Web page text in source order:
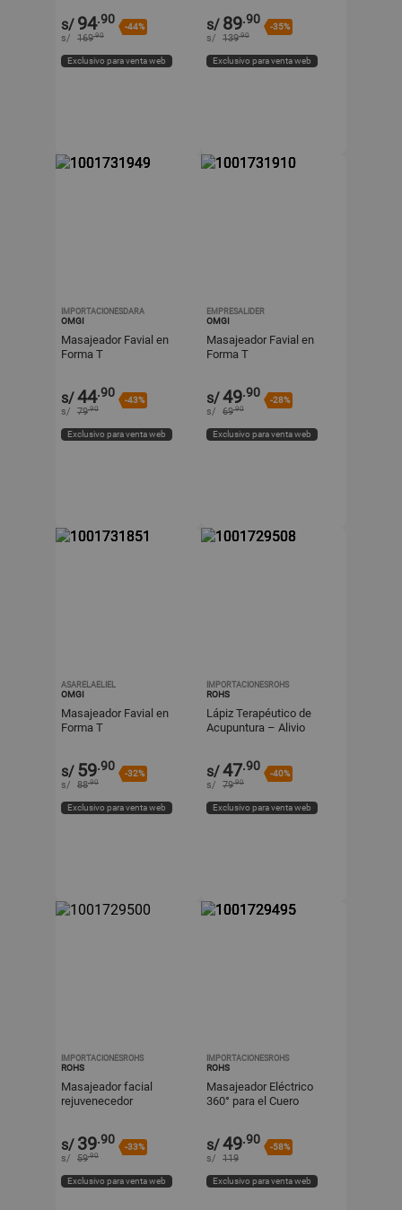
s/ 94.90
-44%
s/ 169.90
Exclusivo para venta web
s/ 89.90
-35%
s/ 139.90
Exclusivo para venta web
IMPORTACIONESDARA
OMGI
Masajeador Favial en
Forma T
s/44.90
-43%
s/ 79.90
Exclusivo para venta web
EMPRESALIDER
OMGI
Masajeador Favial en
Forma T
s/49.90
-28%
s/ 69.90
Exclusivo para venta web
ASARELAELIEL
OMGI
Masajeador Favial en
Forma T
s/ 59.90
-32%
s/ 88.90
Exclusivo para venta web
IMPORTACIONESROHS
ROHS
Lápiz Terapéutico de
Acupuntura – Alivio
s/47.90
-40%
s/ 79.90
Exclusivo para venta web
IMPORTACIONESROHS
ROHS
Masajeador facial
rejuvenecedor
s/ 39.90
-33%
s/ 59.90
Exclusivo para venta web
IMPORTACIONESROHS
ROHS
Masajeador Eléctrico
360° para el Cuero
s/49.90
-58%
s/ 119
Exclusivo para venta web